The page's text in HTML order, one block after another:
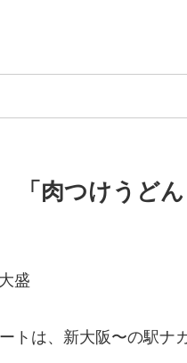
肉つけうどん
盛
トは、新大阪〜の駅ナ